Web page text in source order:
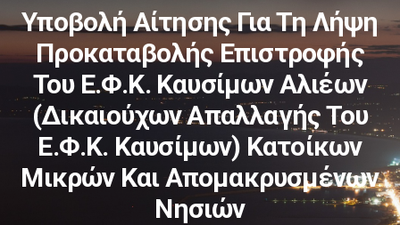
Υποβολή Αίτησης Για Τη Λήψη
Προκαταβολής Επιστροφής
Του Ε.Φ.Κ. Καυσίμων Αλιέων
(δικαιούχων Απαλλαγής Του
Ε.Φ.Κ. Καυσίμων) Κατοίκων
Μικρών Και Απομακρυσμένων
Νησιών